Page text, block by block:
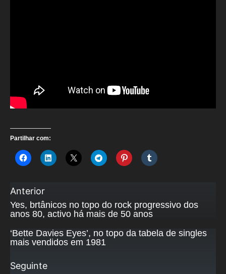
Partilhar com:
Anterior
Yes, brtânicos no topo do rock progressivo dos
anos 80, activo há mais de 50 anos
‘Bette Davies Eyes’, no topo da tabela de singles
mais vendidos em 1981
Seguinte